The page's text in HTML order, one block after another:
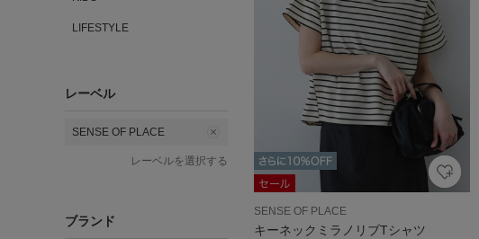
LIFESTYLE
レーベル
SENSE OF PLACE
レーベルを選択する
ブランド
SENSE OF PLACE
キーネックミラノリブTシャツ